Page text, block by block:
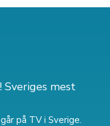
Sveriges mest
på TV i Sverige.